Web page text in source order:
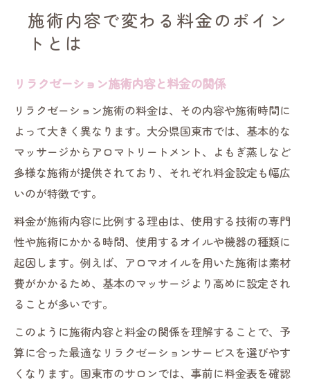
施術内容で変わる料金のポイン
トとは
リラクゼーション施術内容と料金の関係
リラクゼーション施術の料金は、その内容や施術時間に
よって大きく異なります。大分県国東市では、基本的な
マッサージからアロマトリートメント、よもぎ蒸しなど
多様な施術が提供されており、それぞれ料金設定も幅広
いのが特徴です。
料金が施術内容に比例する理由は、使用する技術の専門
性や施術にかかる時間、使用するオイルや機器の種類に
起因します。例えば、アロマオイルを用いた施術は素材
費がかかるため、基本のマッサージより高めに設定され
ることが多いです。
このように施術内容と料金の関係を理解することで、予
算に合った最適なリラクゼーションサービスを選びやす
くなります。国東市のサロンでは、事前に料金表を確認